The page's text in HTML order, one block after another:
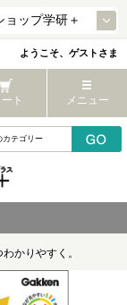
ようこそ、ゲストさま
ート メニュー
かりやすく。